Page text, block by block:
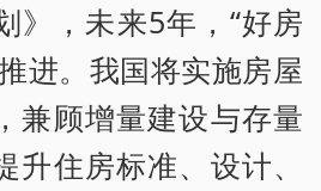
，未来5年，“好房
进。我国将实施房屋
兼顾增量建设与存量
升住房标准、设计、